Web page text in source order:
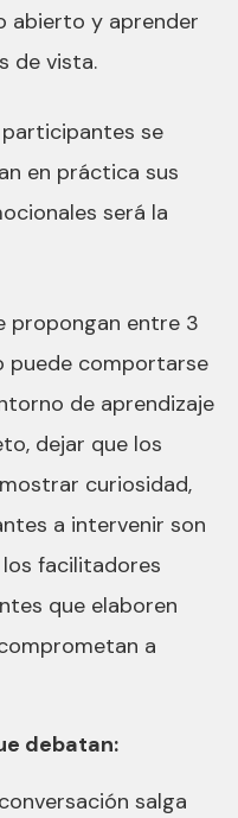
abierto y aprender
de vista.
se
en práctica sus
será la
propongan entre 3
puede comportarse
de aprendizaje
dejar que los
curiosidad,
a intervenir son
facilitadores
que elaboren
a
debatan:
salga